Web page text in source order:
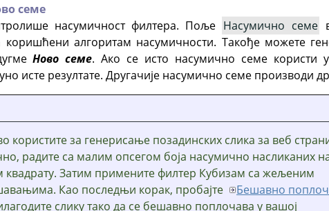
семе
насумичност филтера. Поље Насумично семе
коришћени алгоритам насумичности. Такође можете
Ново семе. Ако се исто насумично семе користи у
исте резултате. Другачије насумично семе производи
користите за генерисање позадинских слика за веб
радите са малим опсегом боја насумично насликаних
квадрату. Затим примените филтер Кубизам са жељеним
Као последњи корак, пробајте
Бешавно
слику тако да се бешавно поплочава у вашој